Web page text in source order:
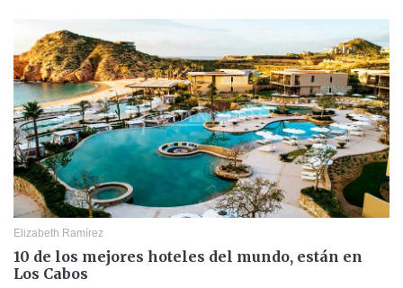
Elizabeth Ramírez
10 de los mejores hoteles del mundo, están en
Los Cabos